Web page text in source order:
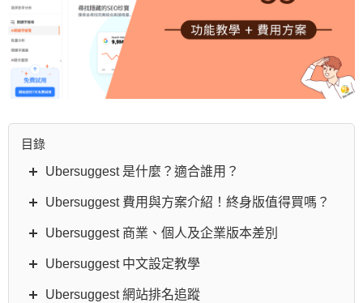
目錄
Ubersuggest 是什麼？適合誰用？
Ubersuggest 費用與方案介紹！終身版值得買嗎？
Ubersuggest 商業、個人及企業版本差別
Ubersuggest 中文設定教學
Ubersuggest 網站排名追蹤